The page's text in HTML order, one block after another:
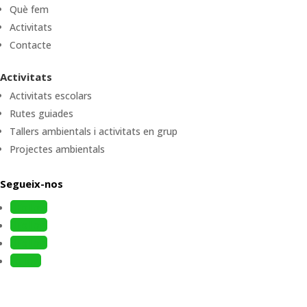
Què fem
Activitats
Contacte
Activitats
Activitats escolars
Rutes guiades
Tallers ambientals i activitats en grup
Projectes ambientals
Segueix-nos
Follow
Follow
Follow
Follow